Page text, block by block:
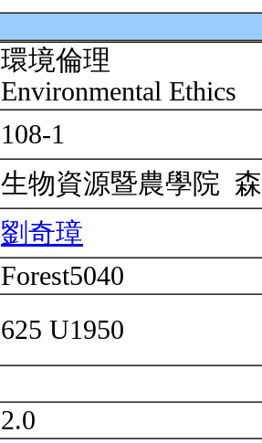
環境倫理
Environmental Ethics
108-1
生物資源暨農學院
劉奇璋
Forest5040
625 U1950
2.0